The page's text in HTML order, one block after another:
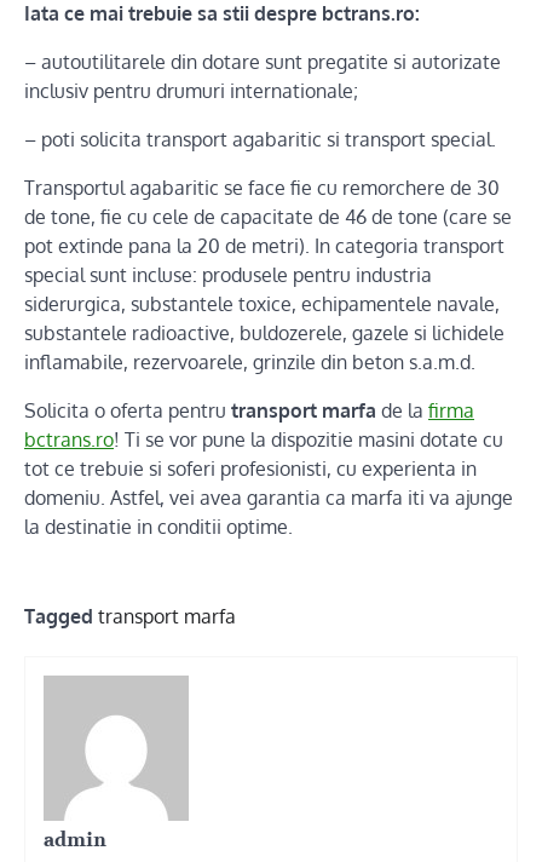
Iata ce mai trebuie sa stii despre bctrans.ro:
– autoutilitarele din dotare sunt pregatite si autorizate
inclusiv pentru drumuri internationale;
– poti solicita transport agabaritic si transport special.
Transportul agabaritic se face fie cu remorchere de 30
de tone, fie cu cele de capacitate de 46 de tone (care se
pot extinde pana la 20 de metri). In categoria transport
special sunt incluse: produsele pentru industria
siderurgica, substantele toxice, echipamentele navale,
substantele radioactive, buldozerele, gazele si lichidele
inflamabile, rezervoarele, grinzile din beton s.a.m.d.
Solicita o oferta pentru transport marfa de la firma
bctrans.ro! Ti se vor pune la dispozitie masini dotate cu
tot ce trebuie si soferi profesionisti, cu experienta in
domeniu. Astfel, vei avea garantia ca marfa iti va ajunge
la destinatie in conditii optime.
Tagged transport marfa
admin